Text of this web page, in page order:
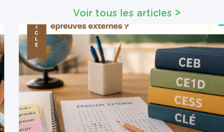
Voir tous les articles >